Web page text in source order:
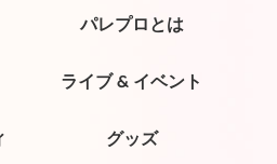
パレプロとは
ライブ & イベント
グッズ